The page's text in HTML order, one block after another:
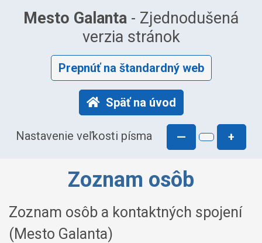
Mesto Galanta - Zjednodušená
verzia stránok
Prepnúť na štandardný web
Späť na úvod
Nastavenie veľkosti písma — +
Zoznam osôb
Zoznam osôb a kontaktných spojení
(Mesto Galanta)